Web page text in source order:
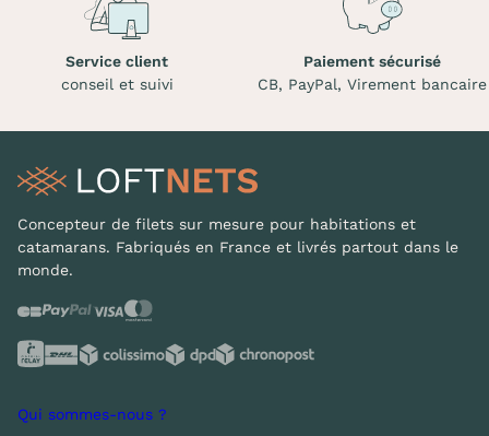
Service client
conseil et suivi
Paiement sécurisé
CB, PayPal, Virement bancaire
Concepteur de filets sur mesure pour habitations et
catamarans. Fabriqués en France et livrés partout dans le
monde.
Qui sommes-nous ?